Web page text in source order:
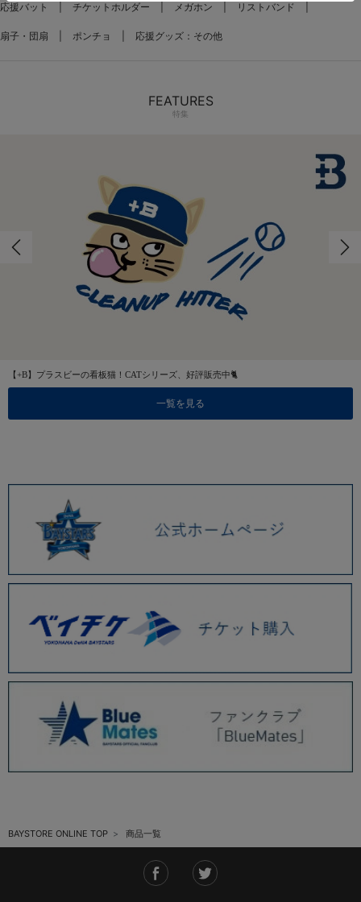
応援バット チケットホルダー メガホン リストバンド
扇子・団扇 ポンチョ 応援グッズ：その他
FEATURES
特集
【+B】プラスビーの看板猫！CATシリーズ、好評販売中🐈
一覧を見る
BAYSTORE ONLINE TOP 商品一覧